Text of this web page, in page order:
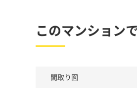
このマンション
間取り図